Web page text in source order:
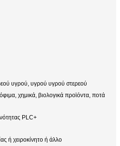
υγρού, υγρού υγρού στερεού
χημικά, βιολογικά προϊόντα, ποτά
PLC+
ή χειροκίνητο ή άλλο